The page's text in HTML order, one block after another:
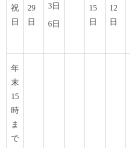
祝
日
29
日
3日
6日
15
日
12
日
年
末
15
時
ま
で